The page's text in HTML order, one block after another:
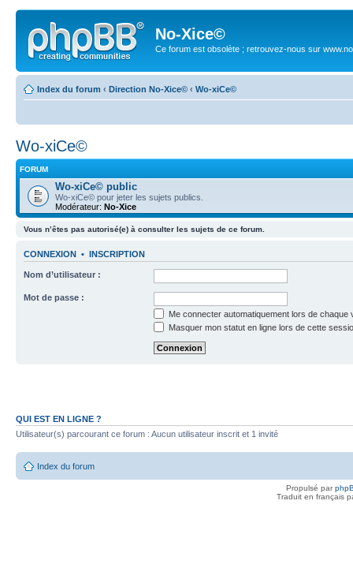
No-Xice©
Ce forum est obsolète ; retrouvez-nous sur
Index du forum ‹ Direction No-Xice© ‹ Wo-xiCe©
Wo-xiCe©
FORUM
Wo-xiCe© public
Wo-xiCe© pour jeter les sujets publics.
Modérateur: No-Xice
Vous n’êtes pas autorisé(e) à consulter les sujets de ce forum.
CONNEXION • INSCRIPTION
Nom d’utilisateur :
Mot de passe :
Me connecter automatiquement lors de chaque
Masquer mon statut en ligne lors de cette
QUI EST EN LIGNE ?
Utilisateur(s) parcourant ce forum : Aucun utilisateur inscrit et 1 invité
Index du forum
Propulsé par
Traduit en français